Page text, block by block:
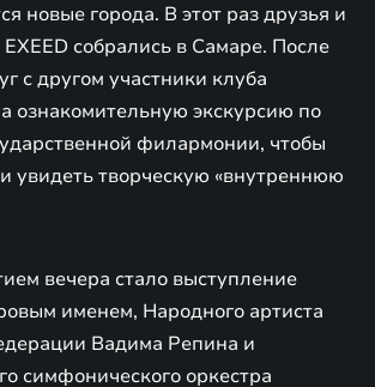
новые города. В этот раз друзья и
собрались в Самаре. После
с другом участники клуба
ознакомительную экскурсию по
филармонии, чтобы
увидеть творческую «внутреннюю
вечера стало выступление
именем, Народного артиста
Вадима Репина и
симфонического оркестра